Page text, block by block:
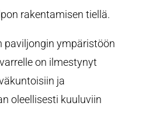
rakentamisen tiellä.
ympäristöön
on ilmestynyt
ja
oleellisesti kuuluviin